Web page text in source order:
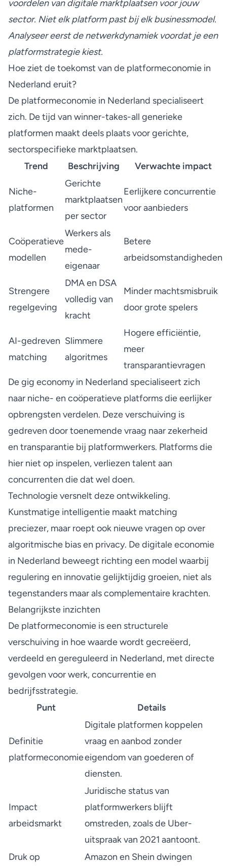
voordelen van digitale marktplaatsenvoor jouw
sector. Niet elk platform past bij elk businessmodel.
Analyseer eerst de netwerkdynamiek voordat je een
platformstrategie kiest.
Hoe ziet de toekomst van de platformeconomie in
Nederland eruit?
De platformeconomie in Nederland specialiseert
zich. De tijd van winner-takes-all generieke
platformen maakt deels plaats voor gerichte,
sectorspecifieke marktplaatsen.
Trend
Beschrijving Verwachte impact
Niche-
platformen
Gerichte
marktplaatsen
per sector
Eerlijkere concurrentie
voor aanbieders
Coöperatieve
modellen
Werkers als
mede-
eigenaar
Betere
arbeidsomstandigheden
Strengere
regelgeving
DMA en DSA
volledig van
kracht
Minder machtsmisbruik
door grote spelers
AI-gedreven
matching
Slimmere
algoritmes
Hogere efficiëntie,
meer
transparantievragen
De gig economy in Nederland specialiseert zich
naar niche- en coöperatieve platforms die eerlijker
opbrengsten verdelen. Deze verschuiving is
gedreven door toenemende vraag naar zekerheid
en transparantie bij platformwerkers. Platforms die
hier niet op inspelen, verliezen talent aan
concurrenten die dat wel doen.
Technologie versnelt deze ontwikkeling.
Kunstmatige intelligentie maakt matching
preciezer, maar roept ook nieuwe vragen op over
algoritmische bias en privacy. Dedigitale economie
in Nederland beweegt richting een model waarbij
regulering en innovatie gelijktijdig groeien, niet als
tegenstanders maar als complementaire krachten.
Belangrijkste inzichten
De platformeconomie is een structurele
verschuiving in hoe waarde wordt gecreëerd,
verdeeld en gereguleerd in Nederland, met directe
gevolgen voor werk, concurrentie en
bedrijfsstrategie.
Punt
Details
Definitie
platformeconomie
Digitale platformen koppelen
vraag en aanbod zonder
eigendom van goederen of
diensten.
Impact
arbeidsmarkt
Juridische status van
platformwerkers blijft
omstreden, zoals de Uber-
uitspraak van 2021 aantoont.
Druk op
Amazon en Shein dwingen